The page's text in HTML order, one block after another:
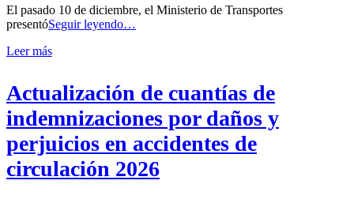
El pasado 10 de diciembre, el Ministerio de Transportes
presentóSeguir leyendo…
Leer más
Actualización de cuantías de
indemnizaciones por daños y
perjuicios en accidentes de
circulación 2026